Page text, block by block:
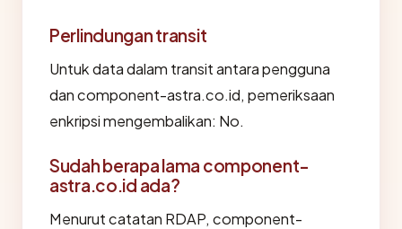
Perlindungan transit
Untuk data dalam transit antara pengguna
dan component-astra.co.id, pemeriksaan
enkripsi mengembalikan: No.
Sudah berapa lama component-
astra.co.id ada?
Menurut catatan RDAP, component-